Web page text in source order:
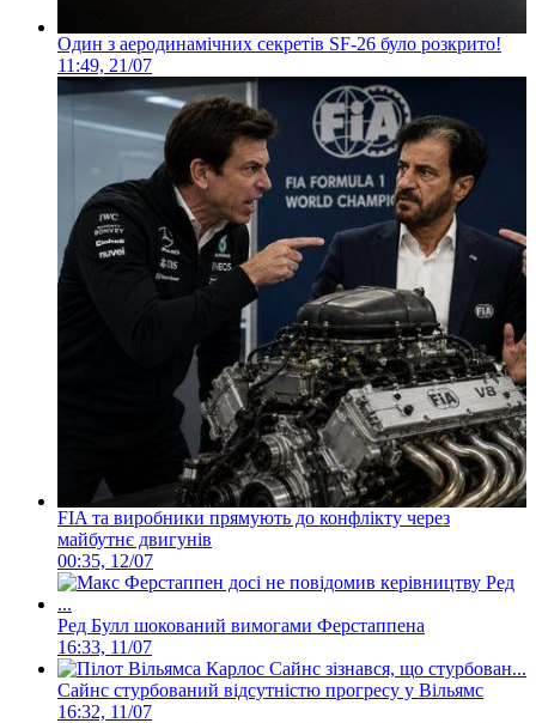
Один з аеродинамічних секретів SF-26 було розкрито!
11:49, 21/07
FIA та виробники прямують до конфлікту через
майбутнє двигунів
00:35, 12/07
Ред Булл шокований вимогами Ферстаппена
16:33, 11/07
Сайнс стурбований відсутністю прогресу у Вільямс
16:32, 11/07